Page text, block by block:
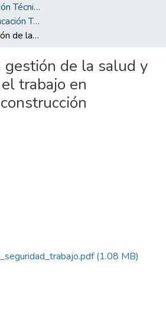
Escuela de Educación Técnica
Licenciatura en Educación Técnica
Análisis de la gestión de la salud y seguridad en el trabajo en proyectos de construcción
de la salud y
trabajo en
(1.08 MB)